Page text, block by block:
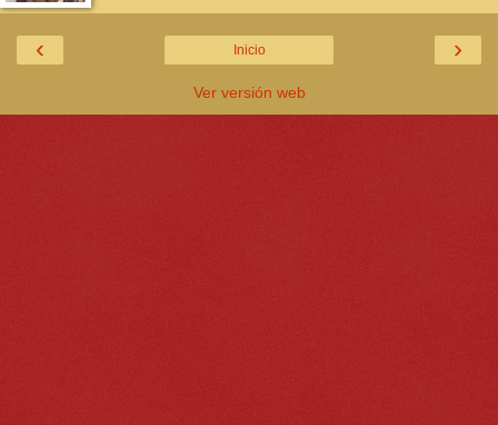
‹ ›
Inicio
Ver versión web